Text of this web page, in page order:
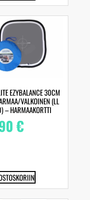
EZYBALANCE 30CM
VALKOINEN (LL
– HARMAAKORTTI
€